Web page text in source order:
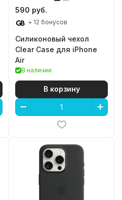
590 руб.
+ 12 бонусов
Силиконовый чехол
Clear Case для iPhone
Air
В наличии
В корзину